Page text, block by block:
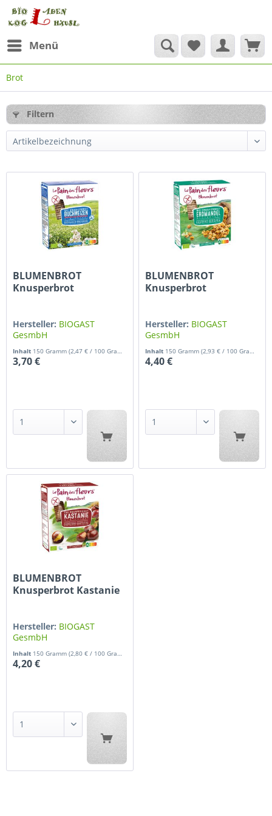
Menü
Brot
Filtern
BLUMENBROT
Knusperbrot
Hersteller: BIOGAST
GesmbH
Inhalt 150 Gramm(2,47 € / 100 Gramm)
3,70 €
BLUMENBROT
Knusperbrot
Hersteller: BIOGAST
GesmbH
Inhalt 150 Gramm(2,93 € / 100 Gramm)
4,40 €
BLUMENBROT
Knusperbrot Kastanie
Hersteller: BIOGAST
GesmbH
Inhalt 150 Gramm(2,80 € / 100 Gramm)
4,20 €